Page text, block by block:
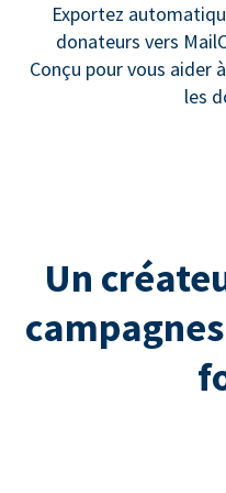
Exportez
donateurs vers
Conçu pour vous aider
les
Un